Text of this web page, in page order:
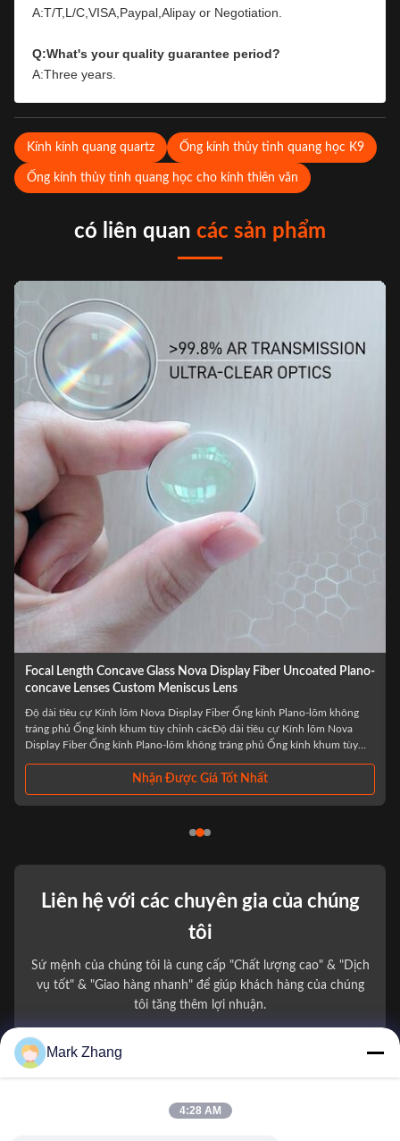
A:T/T,L/C,VISA,Paypal,Alipay or Negotiation.
Q:What's your quality guarantee period?
A:Three years.
Kính kính quang quartz Ống kính thủy tinh quang học K9
Ống kính thủy tinh quang học cho kính thiên văn
có liên quan các sản phẩm
Wholesale Optical LED Laser BK7 Biconcave Custom Double
Concave Lens
Bán buôn Đèn LED quang học Laser BK7 Ống kính lõm đôi tùy chỉnh hai
mặt lõm cácBán buôn Đèn LED quang học Laser BK7 Ống kính lõm đôi
tùy chỉnh hai mặt lõmlà thành phần quang học được chế tạo chính xác,
xuất từ ​​kính quang học ...Nhận Được Giá Tốt Nhất
Liên hệ với các chuyên gia của chúng
tôi
Sứ mệnh của chúng tôi là cung cấp "Chất lượng cao" & "Dịch
vụ tốt" & "Giao hàng nhanh" để giúp khách hàng của chúng
tôi tăng thêm lợi nhuận.
Tên của bạn
Mark Zhang
4:28 AM